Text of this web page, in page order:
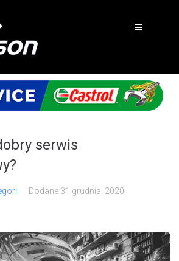
serwis
Dodane 31 grudnia, 2020